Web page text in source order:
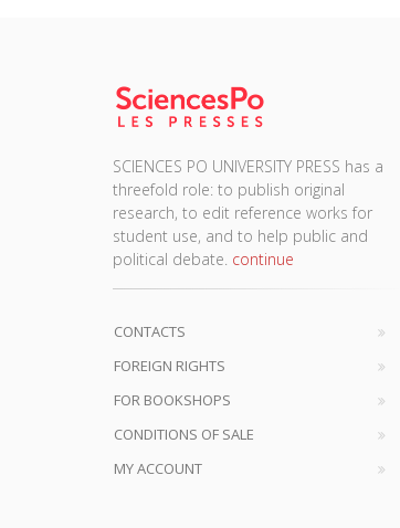
SCIENCES PO UNIVERSITY PRESS has a
threefold role: to publish original
research, to edit reference works for
student use, and to help public and
political debate. continue
CONTACTS
FOREIGN RIGHTS
FOR BOOKSHOPS
CONDITIONS OF SALE
MY ACCOUNT